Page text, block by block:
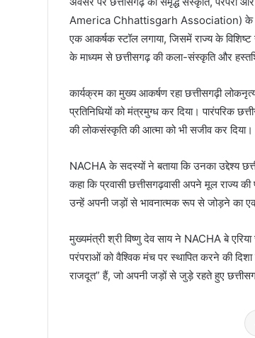
America Chhattisgarh Association) के बे
एक आकर्षक स्टॉल लगाया, जिसमें राज्य के
के माध्यम से छत्तीसगढ़ की कला-संस्कृति और
कार्यक्रम का मुख्य आकर्षण रहा छत्तीसगढ़ी
प्रतिनिधियों को मंत्रमुग्ध कर दिया। पारंपरिक
की लोकसंस्कृति की आत्मा को भी सजीव कर दिया।
NACHA के सदस्यों ने बताया कि उनका उद्देश्य
कहा कि प्रवासी छत्तीसगढ़वासी अपने मूल राज्य
उन्हें अपनी जड़ों से भावनात्मक रूप से जोड़ने का
मुख्यमंत्री श्री विष्णु देव साय ने NACHA बे
परंपराओं को वैश्विक मंच पर स्थापित करने की
राजदूत” हैं, जो अपनी जड़ों से जुड़े रहते हुए